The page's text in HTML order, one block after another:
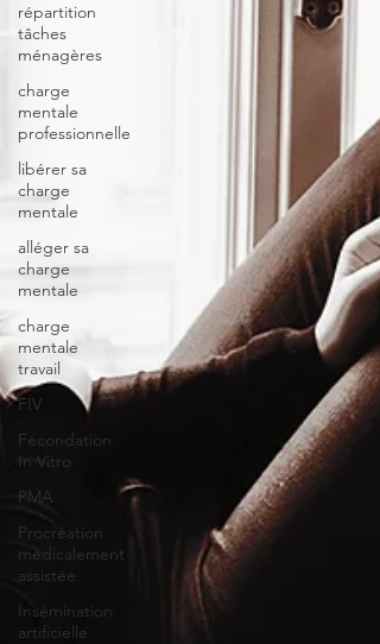
répartition
tâches
ménagères
charge
mentale
professionnelle
libérer sa
charge
mentale
alléger sa
charge
mentale
charge
mentale
travail
FIV
Fécondation
In Vitro
PMA
Procréation
médicalement
assistée
Insémination
artificielle